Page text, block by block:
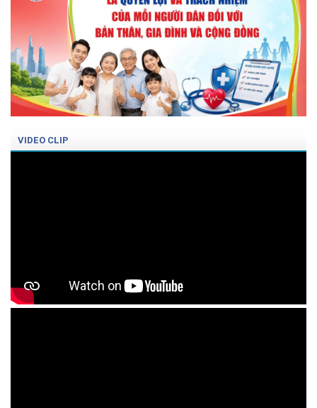
VIDEO CLIP